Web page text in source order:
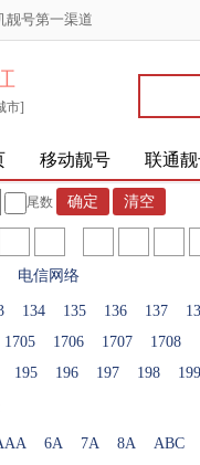
靓号第一渠道
市]
移动靓号 联通
尾数
电信网络
134 135 136 137
1705 1706 1707 1708
195 196 197 198 199
6A 7A 8A
ABC